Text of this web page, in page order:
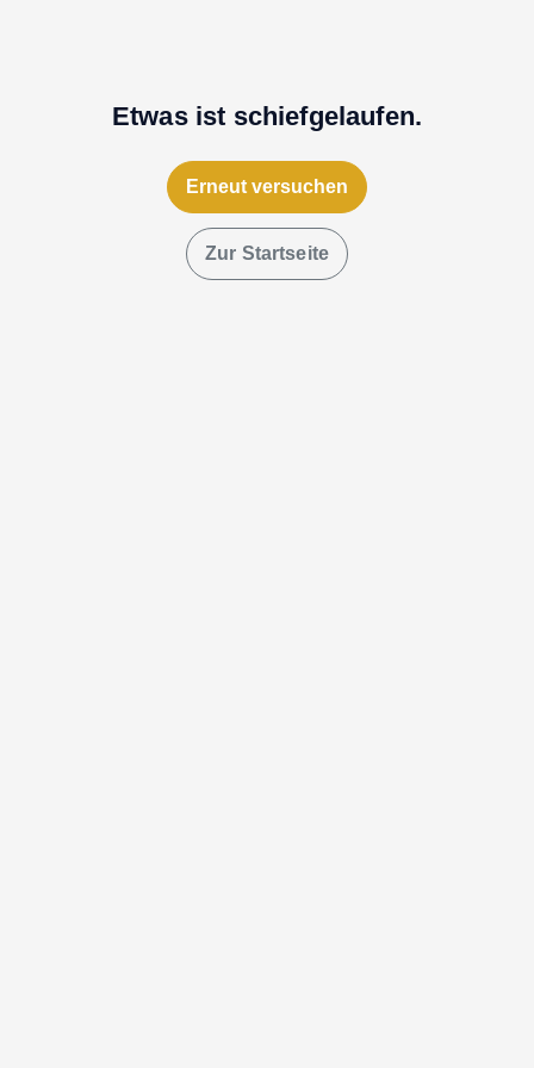
Etwas ist schiefgelaufen.
Erneut versuchen
Zur Startseite